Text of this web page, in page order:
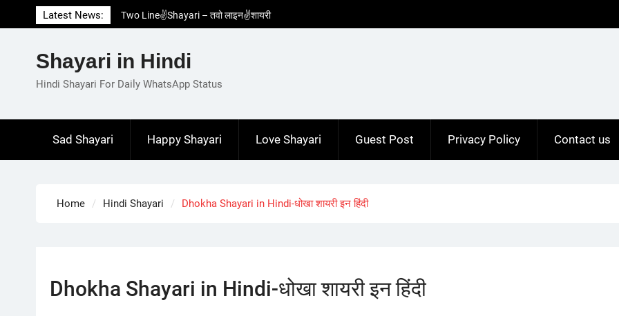
to
Latest News:
Two Line✌️Shayari – तवो लाइन✌️शायरी
Love😓Lines In Hindi – लव😓लाइन्स इन हिंदी
Love🥳Poetry In Hindi – लव🥳पोएट्री इन हिंदी
1 Line☝️Shayari In Hindi – १ लाइन☝️शायरी इन
Shayari in Hindi
Hindi Shayari For Daily WhatsApp Status
Sad Shayari Happy Shayari Love Shayari Guest Post Privacy Policy Contact us
Home Hindi Shayari Dhokha Shayari in Hindi-धोखा शायरी इन हिंदी
Dhokha Shayari in Hindi-धोखा शायरी इन हिंदी